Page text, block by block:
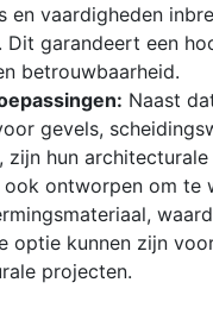
en vaardigheden
Dit garandeert een
betrouwbaarheid.
Naast
gevels,
zijn hun
ook ontworpen om te
optie kunnen zijn
projecten.